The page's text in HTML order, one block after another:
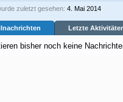
zuletzt gesehen: 4. Mai 2014
Letzte
bisher noch keine